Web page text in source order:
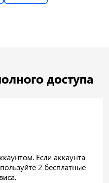
доступа
Если аккаунта
2 бесплатные